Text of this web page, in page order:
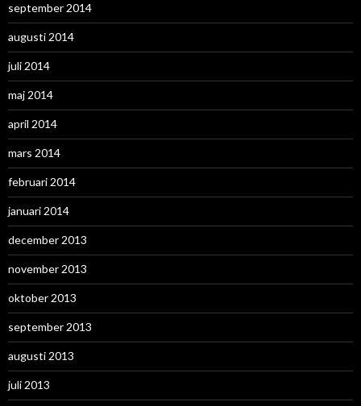
september 2014
augusti 2014
juli 2014
maj 2014
april 2014
mars 2014
februari 2014
januari 2014
december 2013
november 2013
oktober 2013
september 2013
augusti 2013
juli 2013